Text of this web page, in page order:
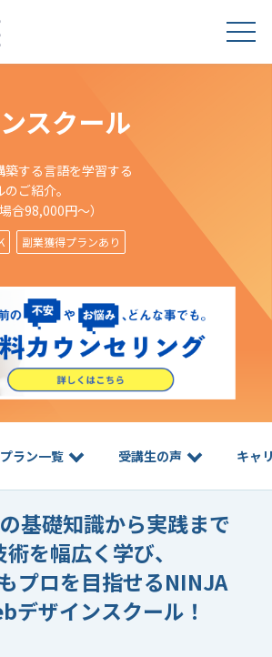
スクール
する言語を学習する
ご紹介。
合98,000円〜）
副業獲得プランあり
プラン一覧 受講生の声 キャ
基礎知識から実践まで
を幅広く学び、
プロを目指せるNINJA
デザインスクール！